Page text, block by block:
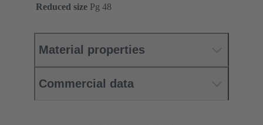
Reduced size Pg 48
Material properties
Commercial data